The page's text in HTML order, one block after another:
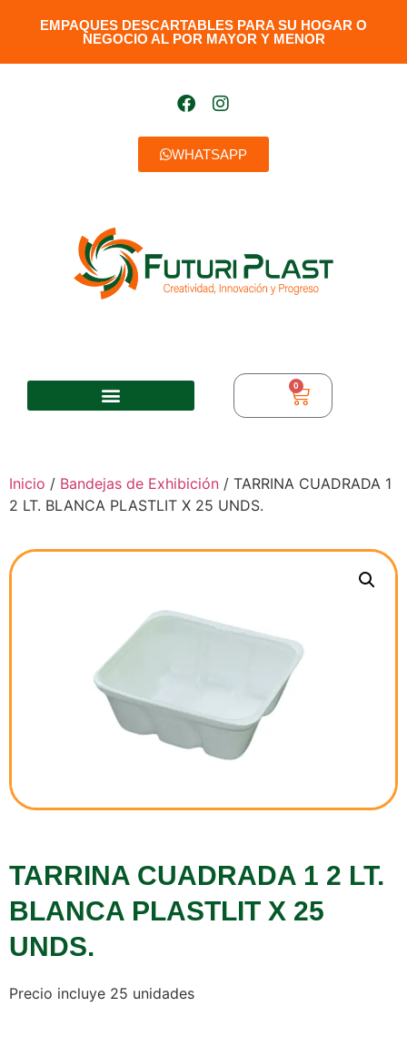
EMPAQUES DESCARTABLES PARA SU HOGAR O
NEGOCIO AL POR MAYOR Y MENOR​
WHATSAPP
0
Inicio / Bandejas de Exhibición / TARRINA CUADRADA 1
2 LT. BLANCA PLASTLIT X 25 UNDS.
TARRINA CUADRADA 1 2 LT.
BLANCA PLASTLIT X 25
UNDS.
Precio incluye 25 unidades